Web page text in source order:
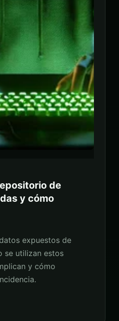
de
y cómo
expuestos de
se utilizan estos
y cómo